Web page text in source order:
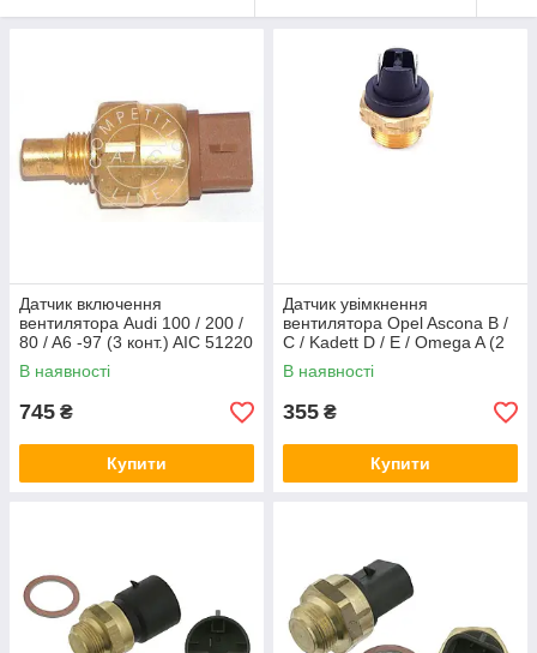
Датчик включення
вентилятора Audi 100 / 200 /
80 / A6 -97 (3 конт.) AIC 51220
В наявності
745 ₴
Купити
Датчик увімкнення
вентилятора Opel Ascona B /
C / Kadett D / E / Omega A (2
конт.) (100-95°C) Febi Bilstein
03079
В наявності
355 ₴
Купити